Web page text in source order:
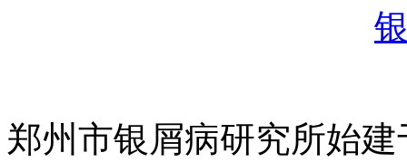
郑州市银屑病研究所始